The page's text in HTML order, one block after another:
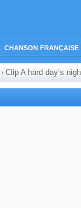
CHANSON FRANÇAISE
› Clip A hard day’s